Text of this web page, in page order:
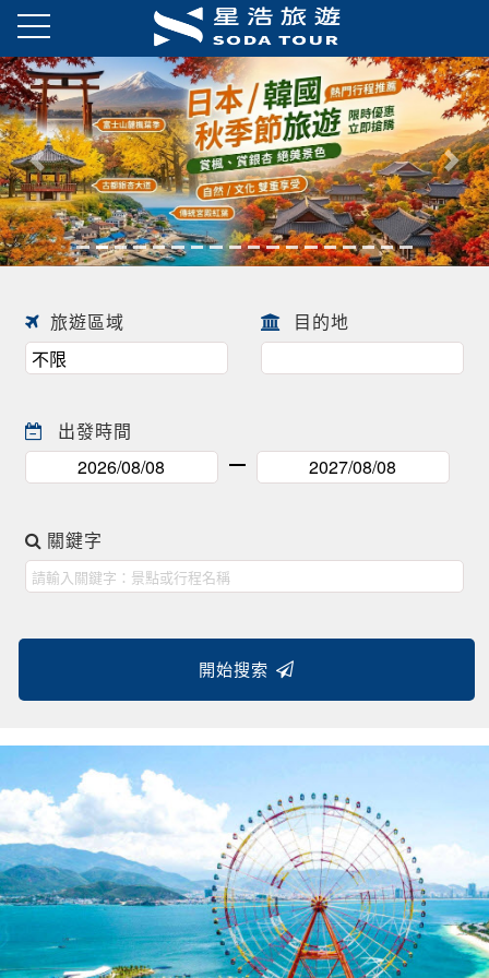
日本賞櫻之旅 ! !
往前
往後
旅遊區域
目的地
出發時間
關鍵字
開始搜索
芽莊+大勒